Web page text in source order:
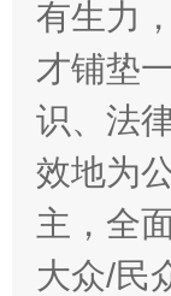
有生力
才铺垫
识、法
效地为
主，全
大众/民